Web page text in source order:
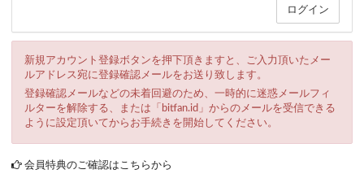
新規アカウント登録ボタンを押下頂きますと、ご入力頂いたメー
ルアドレス宛に登録確認メールをお送り致します。
登録確認メールなどの未着回避のため、一時的に迷惑メールフィ
ルターを解除する、または「bitfan.id」からのメールを受信できる
ように設定頂いてからお手続きを開始してください。
会員特典のご確認はこちらから